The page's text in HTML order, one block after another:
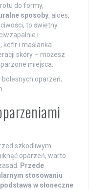
do formy,
sposoby, aloes,
to świetny
i
kefir i maślanka
skóry – możesz
miejsca.
bolesnych oparzeń,
szkodliwym
oparzeń, warto
Przede
stosowaniu
w słoneczne